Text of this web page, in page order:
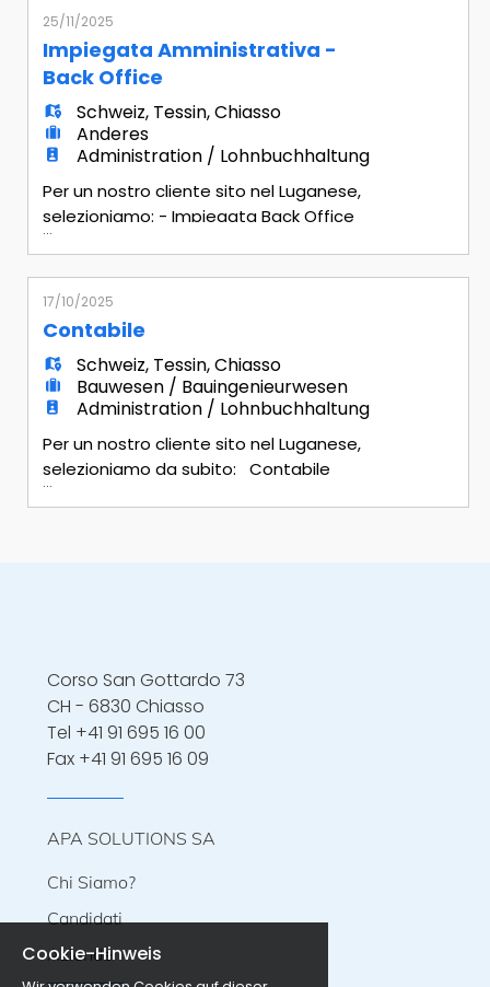
dell'azienda - Predisposizione del bilancio
e rendiconti vari finanziari - Gestione
della fatturazione e del pagamento dei
fornitori - Gestione degli scoperti in
tandem con i commerciali Requisiti
25/11/2025
Impiegata Amministrativa -
Back Office
Schweiz, Tessin,Chiasso
Anderes
Administration / Lohnbuchhaltung
Per un nostro cliente sito nel Luganese,
selezioniamo: - Impiegata Back Office
Mansionario - Gestione documentazione
avanzato del Software TeamSystem per
la gestione dei dati - Gestione dei
fornitori in lingua inglese - Collaborazione
con il team amministrativo per la
preparazione di report Requisiti richie
...
17/10/2025
Contabile
Schweiz, Tessin,Chiasso
Bauwesen / Bauingenieurwesen
Administration / Lohnbuchhaltung
Per un nostro cliente sito nel Luganese,
selezioniamo da subito: Contabile
Sede: Agno, Ticino Mansionario: -
...
Corso San Gottardo 73
CH - 6830 Chiasso
Tel +41 91 695 16 00
Fax +41 91 695 16 09
APA SOLUTIONS SA
Chi Siamo?
Candidati
Aziende
Cookie-Hinweis